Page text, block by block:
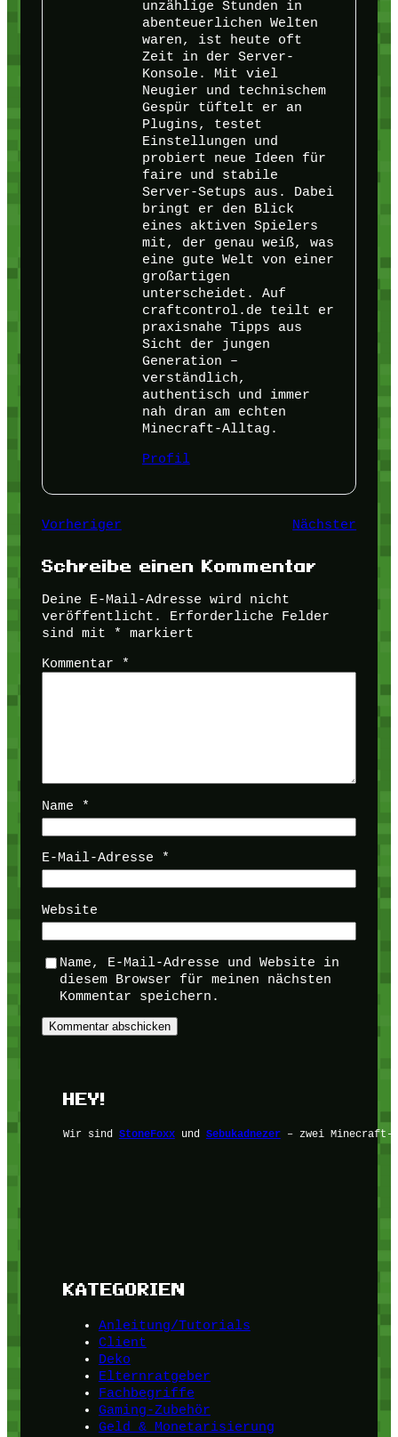
unzählige Stunden in
abenteuerlichen Welten
waren, ist heute oft
Zeit in der Server-
Konsole. Mit viel
Neugier und technischem
Gespür tüftelt er an
Plugins, testet
Einstellungen und
probiert neue Ideen für
faire und stabile
Server-Setups aus. Dabei
bringt er den Blick
eines aktiven Spielers
mit, der genau weiß, was
eine gute Welt von einer
großartigen
unterscheidet. Auf
craftcontrol.de teilt er
praxisnahe Tipps aus
Sicht der jungen
Generation –
verständlich,
authentisch und immer
nah dran am echten
Minecraft-Alltag.
Profil
Vorheriger Nächster
Schreibe einen Kommentar
Deine E-Mail-Adresse wird nicht
veröffentlicht.
Erforderliche Felder
sind mit
*
markiert
Kommentar
*
Name *
E-Mail-Adresse *
Website
Name, E-Mail-Adresse und Website in
diesem Browser für meinen nächsten
Kommentar speichern.
HEY!
Wir sind StoneFoxxund Sebukadnezer– zwei Minecraft-
KATEGORIEN
Anleitung/Tutorials
Client
Deko
Elternratgeber
Fachbegriffe
Gaming-Zubehör
Geld & Monetarisierung